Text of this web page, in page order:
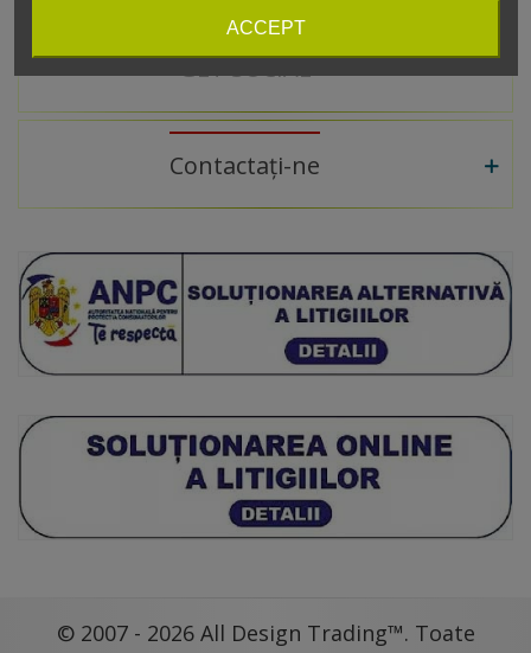
ACCEPT
GET SOCIAL
Contactați-ne
© 2007 - 2026 All Design Trading™. Toate